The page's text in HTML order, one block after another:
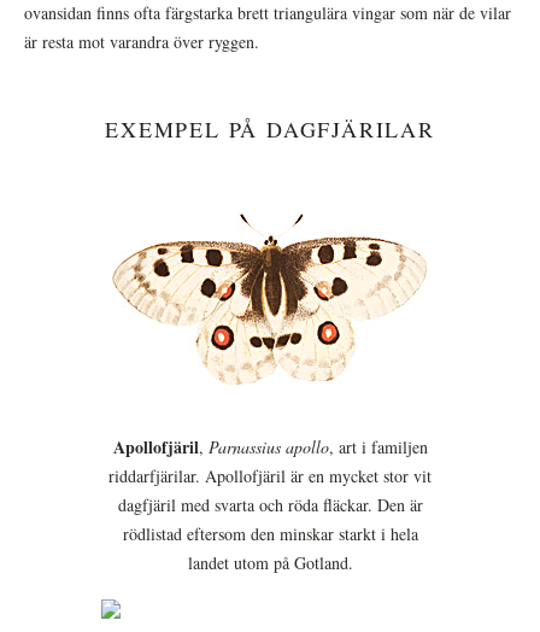
ovansidan finns ofta färgstarka brett triangulära vingar som när de vilar
är resta mot varandra över ryggen.
EXEMPEL PÅ DAGFJÄRILAR
Apollofjäril, Parnassius apollo, art i familjen
riddarfjärilar. Apollofjäril är en mycket stor vit
dagfjäril med svarta och röda fläckar. Den är
rödlistad eftersom den minskar starkt i hela
landet utom på Gotland.